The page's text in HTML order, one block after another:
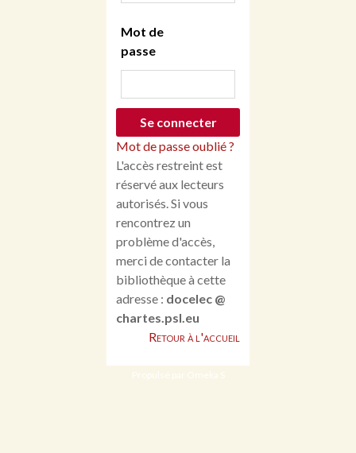
Mot de
passe
Mot de passe oublié ?
L'accès restreint est
réservé aux lecteurs
autorisés. Si vous
rencontrez un
problème d'accès,
merci de contacter la
bibliothèque à cette
adresse : docelec @
chartes.psl.eu
Retour à l'accueil
Propulsé par Omeka S